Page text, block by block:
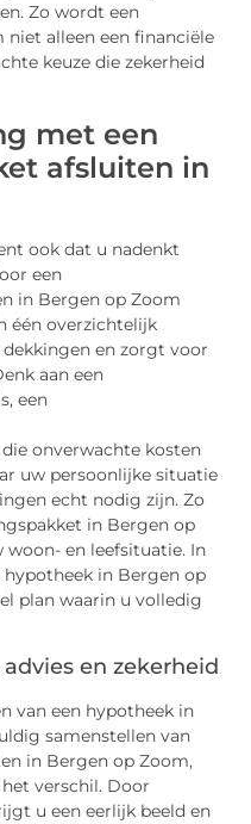
Zo wordt een
alleen een financiële
keuze die zekerheid
met een
afsluiten in
ook dat u nadenkt
een
in Bergen op Zoom
één overzichtelijk
en zorgt voor
aan een
een
onverwachte kosten
uw persoonlijke situatie
echt nodig zijn. Zo
in Bergen op
en leefsituatie. In
in Bergen op
plan waarin u volledig
en zekerheid
van een hypotheek in
samenstellen van
in Bergen op Zoom,
verschil. Door
u een eerlijk beeld en